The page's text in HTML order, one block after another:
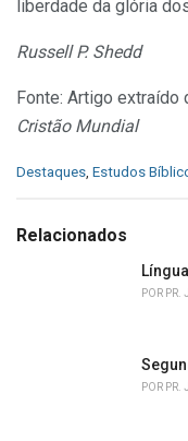
liberdade da glória
Russell P. Shedd
Fonte: Artigo extraído
Cristão Mundial
C
e
Destaques, Estudos
Relacionados
POR PR.
POR PR.